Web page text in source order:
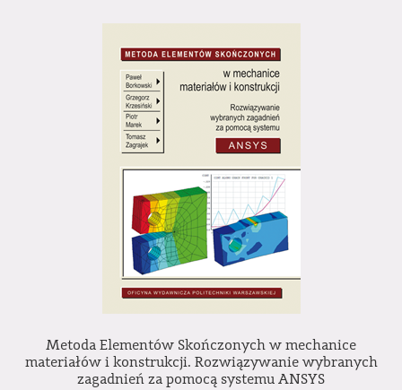
Metoda Elementów Skończonych w mechanice
materiałów i konstrukcji. Rozwiązywanie wybranych
zagadnień za pomocą systemu ANSYS